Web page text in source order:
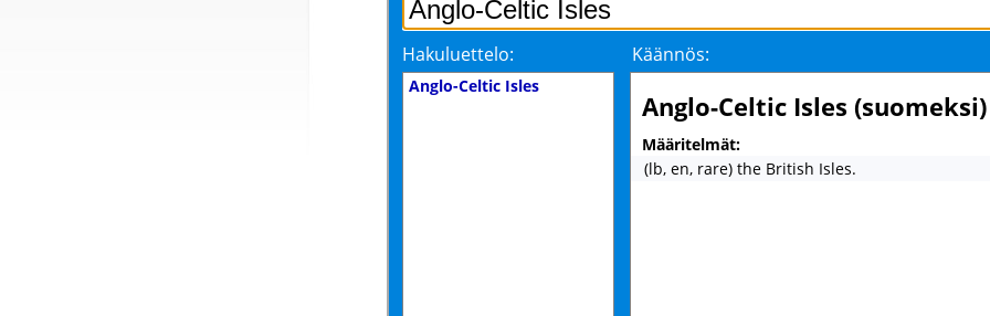
Hakuluettelo: Käännös:
Anglo-Celtic Isles
Anglo-Celtic Isles (suomeksi)
Määritelmät:
(lb, en, rare) the British Isles.